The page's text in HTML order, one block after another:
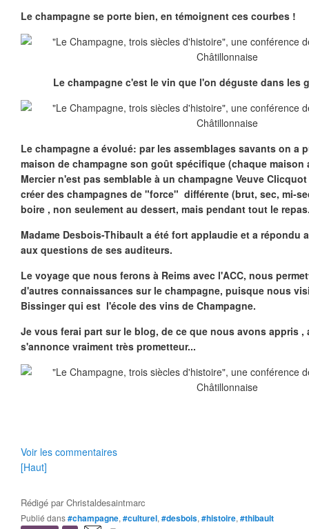
Le champagne se porte bien, en témoignent ces courbes !
Le champagne c'est le vin que l'on déguste dans les
Le champagne a évolué: par les assemblages savants on a
maison de champagne son goût spécifique (chaque maison
Mercier n'est pas semblable à un champagne Veuve
créer des champagnes de "force" différente (brut, sec, mi-
boire , non seulement au dessert, mais pendant tout le
Madame Desbois-Thibault a été fort applaudie et a répondu
aux questions de ses auditeurs.
Le voyage que nous ferons à Reims avec l'ACC, nous
d'autres connaissances sur le champagne, puisque nous
Bissinger qui est l'école des vins de Champagne.
Je vous ferai part sur le blog, de ce que nous avons appris ,
s'annonce vraiment très prometteur...
Voir les commentaires
[Haut]
Rédigé parChristaldesaintmarc
Publié dans#champagne, #culturel, #desbois, #histoire, #thibault